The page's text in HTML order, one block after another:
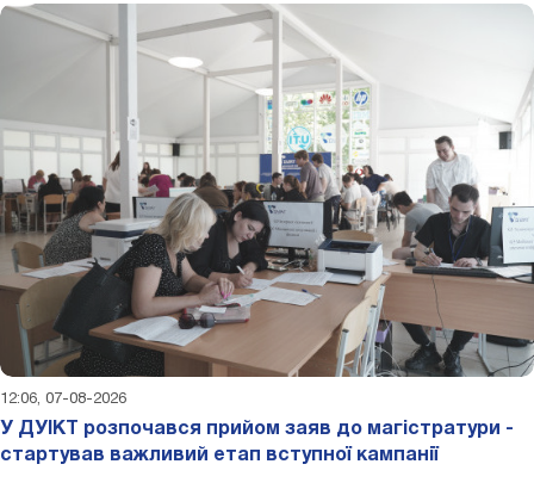
12:06, 07-08-2026
У ДУІКТ розпочався прийом заяв до магістратури -
стартував важливий етап вступної кампанії